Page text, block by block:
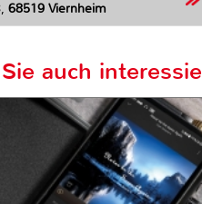
68519 Viernheim
auch